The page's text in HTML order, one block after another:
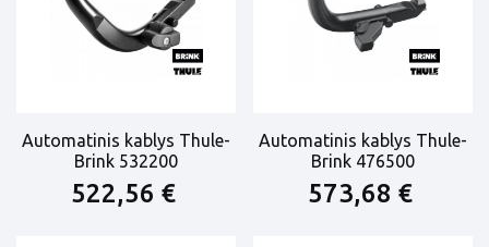
Automatinis kablys Thule-
Brink 532200
522,56 €
Automatinis kablys Thule-
Brink 476500
573,68 €